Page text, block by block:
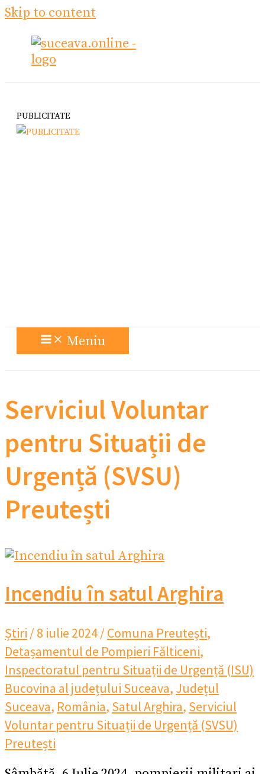
Skip to content
PUBLICITATE
Meniu
Serviciul Voluntar
pentru Situații de
Urgență (SVSU)
Preutești
Incendiu în satul Arghira
Știri /8 iulie 2024/Comuna Preutești,
Detașamentul de Pompieri Fălticeni,
Inspectoratul pentru Situații de Urgență (ISU)
Bucovina al județului Suceava, Județul
Suceava, România, Satul Arghira, Serviciul
Voluntar pentru Situații de Urgență (SVSU)
Preutești